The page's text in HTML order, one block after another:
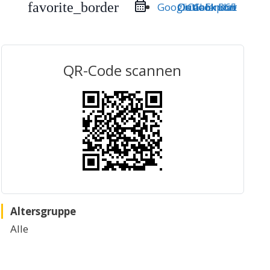
favorite_border iCal Export
Google Calendar
Outlook 365
Outlook Live
QR-Code scannen
Altersgruppe
Alle